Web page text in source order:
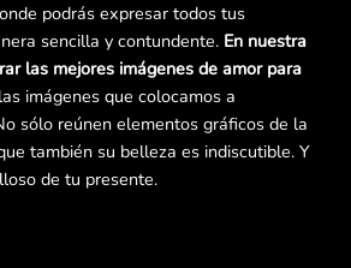
podrás expresar todos tus
sencilla y contundente. En nuestra
las mejores imágenes de amor para
imágenes que colocamos a
sólo reúnen elementos gráficos de la
también su belleza es indiscutible. Y
de tu presente.